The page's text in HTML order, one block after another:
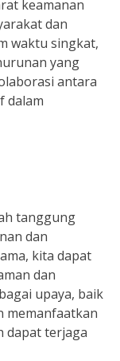
keamanan
dan
waktu singkat,
yang
antara
dalam
tanggung
dan
kita dapat
dan
upaya, baik
memanfaatkan
dapat terjaga